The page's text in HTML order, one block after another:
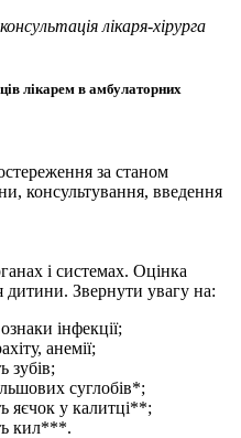
лікаря-хірурга
лікарем в амбулаторних
за станом
консультування, введення
і системах. Оцінка
дитини. Звернути увагу на:
інфекції;
анемії;
зубів;
суглобів*;
яєчок у калитці**;
кил***.